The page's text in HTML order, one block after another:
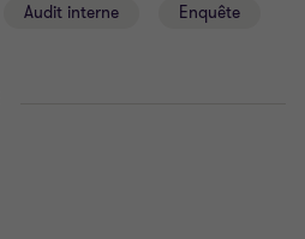
Audit interne Enquête